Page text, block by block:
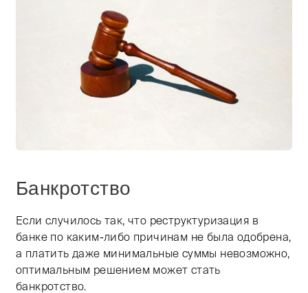
Банкротство
Если случилось так, что реструктуризация в
банке по каким-либо причинам не была одобрена,
а платить даже минимальные суммы невозможно,
оптимальным решением может стать
банкротство. ​